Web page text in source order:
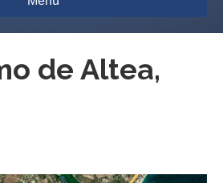
de Altea,